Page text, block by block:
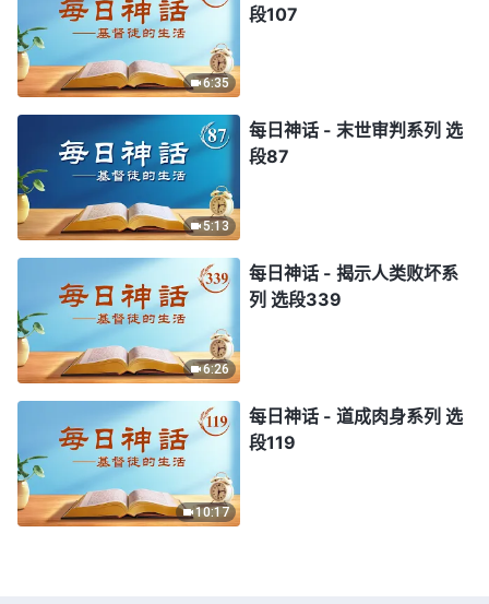
6:35
段107
5:13
每日神话 - 末世审判系列 选
段87
6:26
每日神话 - 揭示人类败坏系
列 选段339
10:17
每日神话 - 道成肉身系列 选
段119